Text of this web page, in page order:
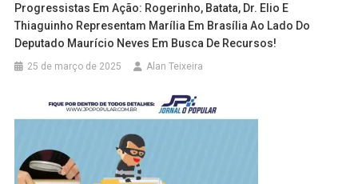
Progressistas Em Ação: Rogerinho, Batata, Dr. Elio E
Thiaguinho Representam Marília Em Brasília Ao Lado Do
Deputado Maurício Neves Em Busca De Recursos!
25 de março de 2025 Alan Teixeira